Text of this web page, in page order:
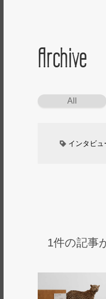
Archive
All
インタビュ
AXIS
1件の記事